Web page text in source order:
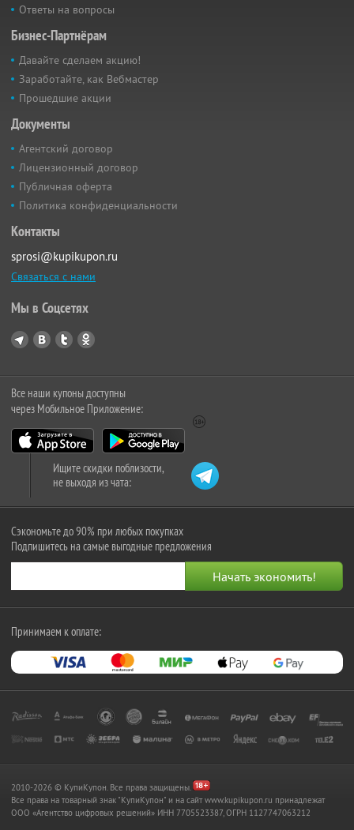
Ответы на вопросы
Бизнес-Партнёрам
Давайте сделаем акцию!
Заработайте, как Вебмастер
Прошедшие акции
Документы
Агентский договор
Лицензионный договор
Публичная оферта
Политика конфиденциальности
Контакты
sprosi@kupikupon.ru
Связаться с нами
Мы в Соцсетях
Все наши купоны доступны
через Мобильное Приложение:
Ищите скидки поблизости,
не выходя из чата:
Сэкономьте до 90% при любых покупках
Подпишитесь на самые выгодные предложения
Принимаем к оплате:
2010-2026 © КупиКупон. Все права защищены.
Все права на товарный знак "КупиКупон" и на сайт www.kupikupon.ru принадлежат
OOO «Агентство цифровых решений» ИНН 7705523387, ОГРН 1127747063212